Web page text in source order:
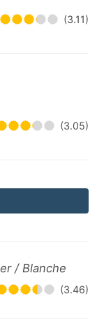
(3.11)
(3.05)
/ Blanche
(3.46)